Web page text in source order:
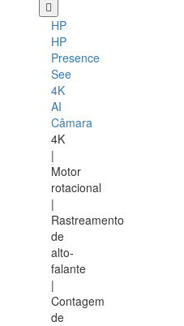
HP
HP
Presence
See
4K
AI
Câmara
4K
|
Motor
rotacional
|
Rastreamento
de
alto-
falante
|
Contagem
de